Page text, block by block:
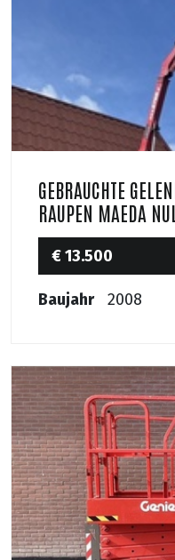
GEBRAUCHTE
RAUPEN MAEDA
€ 13.500
Baujahr 2008